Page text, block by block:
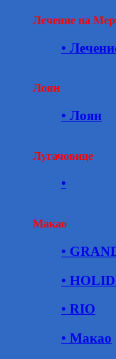
Лечение на
•
Лоян
• Лоян
Лугачовице
•
Макао
•
•
• RIO
• Макао